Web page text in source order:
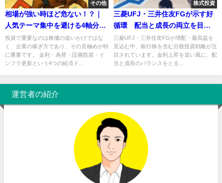
その他
相場が強い時ほど危ない！？｜
人気テーマ集中を避ける4軸分散
とリバランスについて
投資で重要なのは株価の追いかけではな
く、企業の稼ぎ方であり、その見極めが特
に重要です。 金利・為替・設備投資・イ
ンフラ更新という4つの経済ド...
株式投資
三菱UFJ・三井住友FGが示す好
循環 配当と成長の両立を目指
す投資戦略
三菱UFJ・三井住友FGが増配・最高益を
見込む中、銀行株を含む分散投資戦略が注
目されています。金利上昇を追い風に、配
当と成長のバランスをとる...
運営者の紹介